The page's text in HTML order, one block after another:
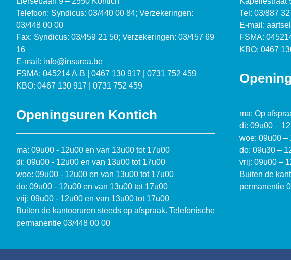
Telefoon: Syndicus: 03/440 00 84; Verzekeringen:
03/448 00 00
Fax: Syndicus: 03/459 21 50; Verzekeringen: 03/457 69
16
E-mail: info@insurea.be
FSMA: 045214 A-B | 0467 130 917 | 0731 752 459
KBO: 0467 130 917 | 0731 752 459
Openingsuren Kontich
ma: 09u00 - 12u00 en van 13u00 tot 17u00
di: 09u00 - 12u00 en van 13u00 tot 17u00
woe: 09u00 - 12u00 en van 13u00 tot 17u00
do: 09u00 - 12u00 en van 13u00 tot 17u00
vrij: 09u00 - 12u00 en van 13u00 tot 17u00
Buiten de kantooruren steeds op afspraak. Telefonische
permanentie 03/448 00 00
Tel: 03/887
E-mail:
FSMA:
KBO: 0467
ma: Op
di: 09u00 –
woe: 09u00 –
do: 09u30 –
vrij: 09u00 –
Buiten de
permanentie